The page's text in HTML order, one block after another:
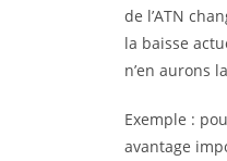
de l’ATN
la baisse
n’en aurons
Exemple :
avantage